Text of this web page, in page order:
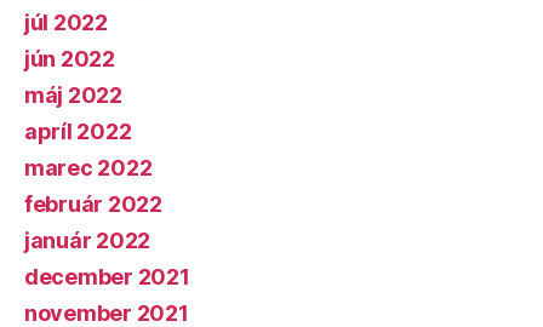
júl 2022
jún 2022
máj 2022
apríl 2022
marec 2022
február 2022
január 2022
december 2021
november 2021